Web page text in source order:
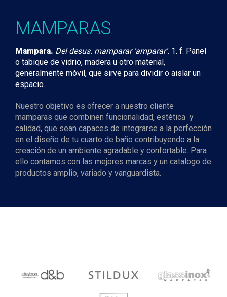
MAMPARAS
Mampara. Del desus. mamparar ‘amparar’. 1. f. Panel
o tabique de vidrio, madera u otro material,
generalmente móvil, que sirve para dividir o aislar un
espacio.
Nuestro objetivo es ofrecer a nuestro cliente
mamparas que combinen funcionalidad, estética y
calidad, que sean capaces de integrarse a la perfección
en el diseño de tu cuarto de baño contribuyendo a la
creación de un ambiente agradable y confortable. Para
ello contamos con las mejores marcas y un catalogo de
productos amplio, variado y vanguardista.